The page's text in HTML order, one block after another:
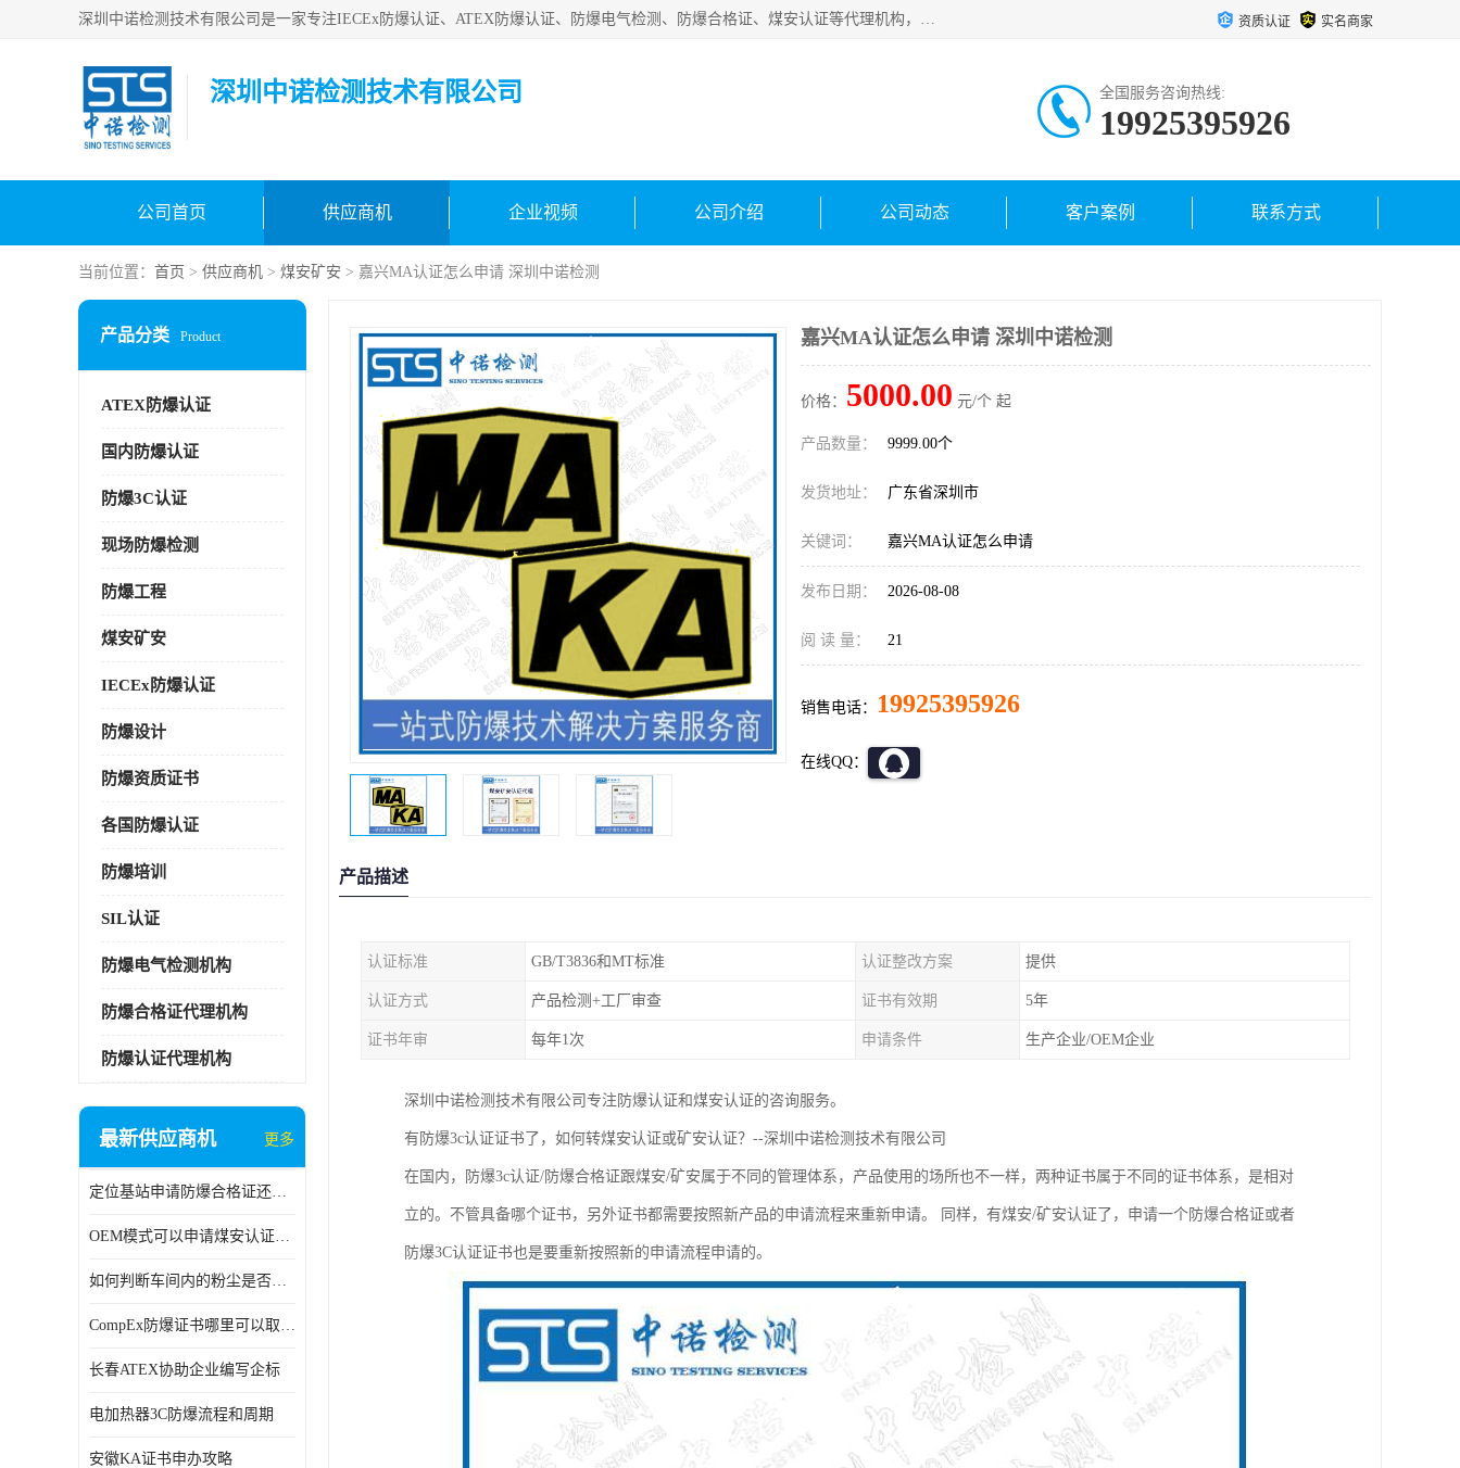
深圳中诺检测技术有限公司是一家专注IECEx防爆认证、ATEX防爆认证、防爆电气检测、防爆合格证、煤安认证等代理机构，可为客户提供从防爆设计、认证、现场检查、工程施工改造、培训等一站式服务。 资质认证 实名商家
深圳中诺检测技术有限公司 全国服务咨询热线:
19925395926
公司首页 供应商机 企业视频 公司介绍 公司动态 客户案例 联系方式
当前位置： 首页 > 供应商机 > 煤安矿安 > 嘉兴MA认证怎么申请 深圳中诺检测
产品分类 Product
ATEX防爆认证
国内防爆认证
防爆3C认证
现场防爆检测
防爆工程
煤安矿安
IECEx防爆认证
防爆设计
防爆资质证书
各国防爆认证
防爆培训
SIL认证
防爆电气检测机构
防爆合格证代理机构
防爆认证代理机构
最新供应商机 更多
定位基站申请防爆合格证还是防爆3C认证呢？
OEM模式可以申请煤安认证吗？
如何判断车间内的粉尘是否为爆炸性粉尘？
CompEx防爆证书哪里可以取得？
长春ATEX协助企业编写企标
电加热器3C防爆流程和周期
安徽KA证书申办攻略
嘉兴MA认证怎么申请 深圳中诺检测
价格： 5000.00 元/个 起
产品数量： 9999.00个
发货地址： 广东省深圳市
关键词： 嘉兴MA认证怎么申请
发布日期： 2026-08-08
阅 读 量： 21
销售电话： 19925395926
在线QQ：
产品描述
认证标准 GB/T3836和MT标准 认证整改方案 提供
认证方式 产品检测+工厂审查 证书有效期 5年
证书年审 每年1次 申请条件 生产企业/OEM企业
深圳中诺检测技术有限公司专注防爆认证和煤安认证的咨询服务。
有防爆3c认证证书了，如何转煤安认证或矿安认证？--深圳中诺检测技术有限公司
在国内，防爆3c认证/防爆合格证跟煤安/矿安属于不同的管理体系，产品使用的场所也不一样，两种证书属于不同的证书体系，是相对
立的。不管具备哪个证书，另外证书都需要按照新产品的申请流程来重新申请。 同样，有煤安/矿安认证了，申请一个防爆合格证或者
防爆3C认证证书也是要重新按照新的申请流程申请的。